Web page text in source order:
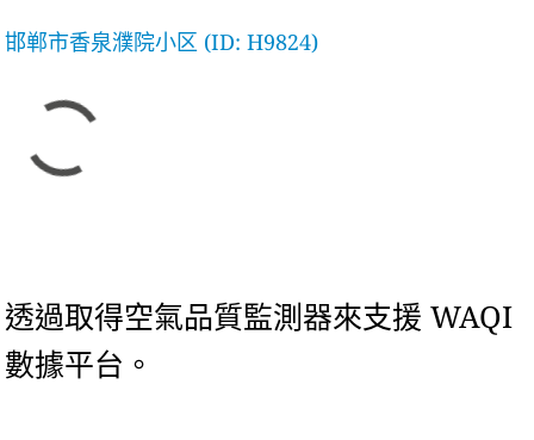
邯郸市香泉濮院小区 (ID: H9824)
透過取得空氣品質監測器來支援 WAQI
數據平台。